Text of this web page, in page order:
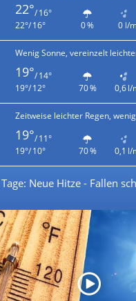
22°/ 16°
22°/ 16°
0 % 0 l/
Wenig Sonne, vereinzelt
19°/ 14°
19°/ 12°
70 % 0,6 l/
Zeitweise leichter Regen,
19°/ 11°
19°/ 10°
70 % 0,1 l/
Neue Hitze - Fallen